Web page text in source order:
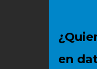
en